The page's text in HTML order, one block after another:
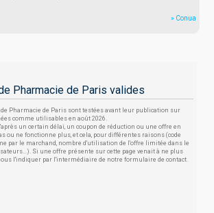
» Conua
Pharmacie de Paris valides
Pharmacie de Paris sont testées avant leur publication sur
comme utilisables en août 2026.
un certain délai, un coupon de réduction ou une offre en
ou ne fonctionne plus, et cela, pour différentes raisons (code
par le marchand, nombre d'utilisation de l'offre limitée dans le
Si une offre présente sur cette page venait à ne plus
l'indiquer par l'intermédiaire de notre formulaire de contact.